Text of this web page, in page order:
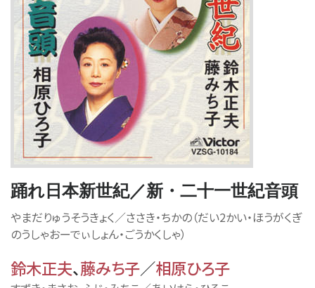
踊れ日本新世紀／新・二十一世紀音頭
やまだりゅうそうきょく／ささき・ちかの（だい2かい・ほうがくぎ
のうしゃおーでぃしょん・ごうかくしゃ）
鈴木正夫、藤みち子／相原ひろ子